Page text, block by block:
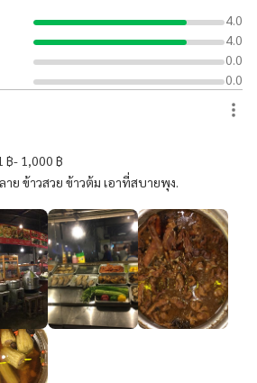
4.0
4.0
0.0
0.0
฿- 1,000 ฿
ย ข้าวสวย ข้าวต้ม เอาที่สบายพุง.